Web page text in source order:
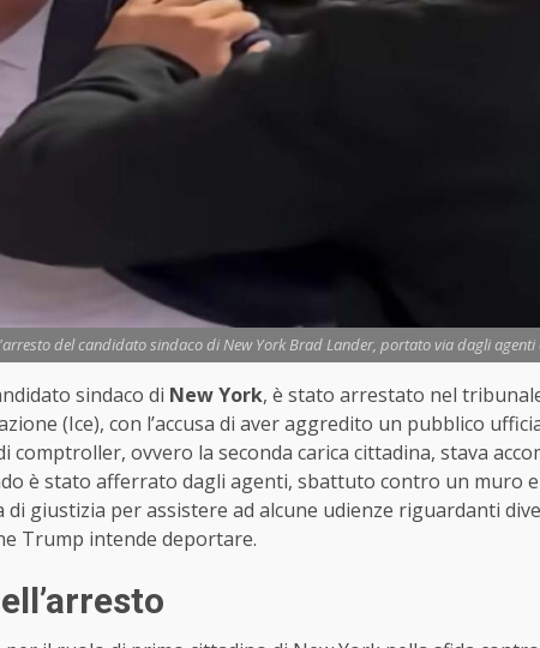
del candidato sindaco di New York Brad Lander, portato via dagli
sindaco di New York, è stato arrestato nel
(Ice), con l’accusa di aver aggredito un pubblico
comptroller, ovvero la seconda carica cittadina, stava
è stato afferrato dagli agenti, sbattuto contro un muro
di giustizia per assistere ad alcune udienze riguardanti
Trump intende deportare.